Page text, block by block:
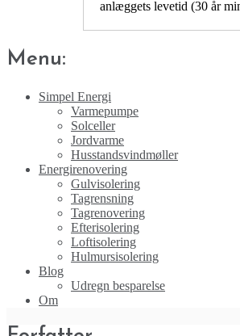
anlæggets levetid (30 år
Menu:
Simpel Energi
Varmepumpe
Solceller
Jordvarme
Husstandsvindmøller
Energirenovering
Gulvisolering
Tagrensning
Tagrenovering
Efterisolering
Loftisolering
Hulmursisolering
Blog
Udregn besparelse
Om